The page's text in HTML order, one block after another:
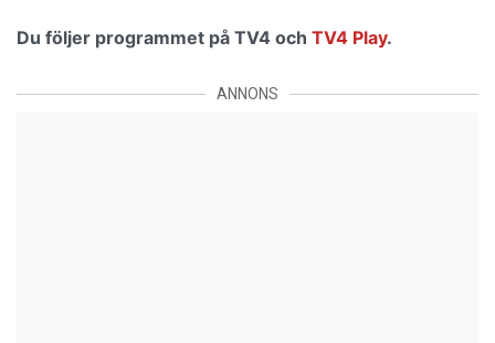
Du följer programmet på TV4 och TV4 Play.
ANNONS